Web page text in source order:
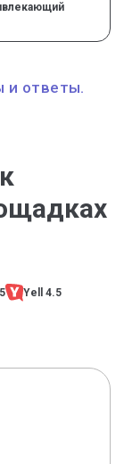
и ответы.
Yell 4.5